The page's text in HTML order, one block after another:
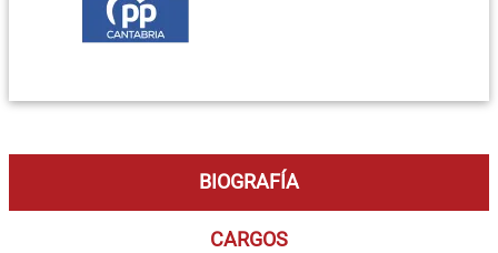
BIOGRAFÍA
CARGOS